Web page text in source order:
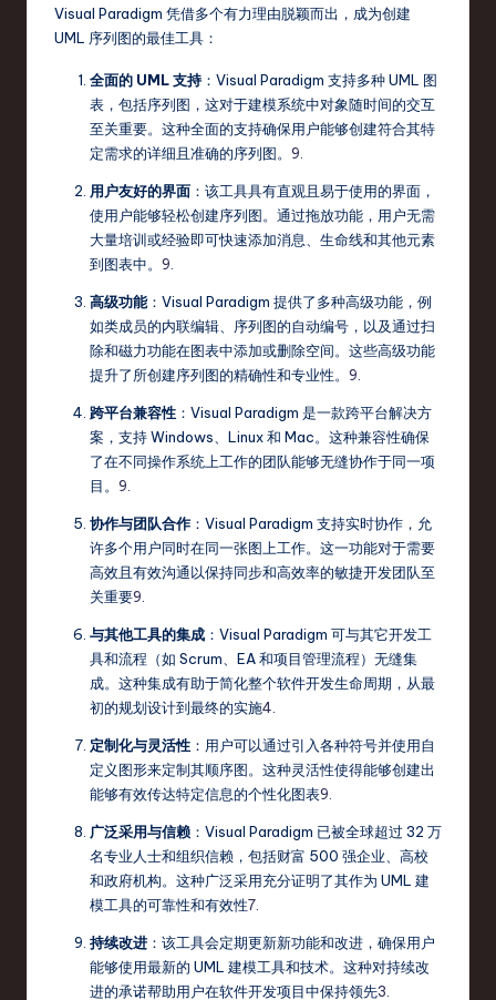
Visual Paradigm 凭借多个有力理由脱颖而出，成为创建
UML 序列图的最佳工具：
全面的 UML 支持 ：Visual Paradigm 支持多种 UML 图
表，包括序列图，这对于建模系统中对象随时间的交互
至关重要。这种全面的支持确保用户能够创建符合其特
定需求的详细且准确的序列图。 9
用户友好的界面 ：该工具具有直观且易于使用的界面，
使用户能够轻松创建序列图。通过拖放功能，用户无需
大量培训或经验即可快速添加消息、生命线和其他元素
到图表中。 9
高级功能 ：Visual Paradigm 提供了多种高级功能，例
如类成员的内联编辑、序列图的自动编号，以及通过扫
除和磁力功能在图表中添加或删除空间。这些高级功能
提升了所创建序列图的精确性和专业性。 9
跨平台兼容性 ：Visual Paradigm 是一款跨平台解决方
案，支持 Windows、Linux 和 Mac。这种兼容性确保
了在不同操作系统上工作的团队能够无缝协作于同一项
目。 9
协作与团队合作 ：Visual Paradigm 支持实时协作，允
许多个用户同时在同一张图上工作。这一功能对于需要
高效且有效沟通以保持同步和高效率的敏捷开发团队至
关重要9
与其他工具的集成 ：Visual Paradigm 可与其它开发工
具和流程（如 Scrum、EA 和项目管理流程）无缝集
成。这种集成有助于简化整个软件开发生命周期，从最
初的规划设计到最终的实施4
定制化与灵活性 ：用户可以通过引入各种符号并使用自
定义图形来定制其顺序图。这种灵活性使得能够创建出
能够有效传达特定信息的个性化图表9
广泛采用与信赖 ：Visual Paradigm 已被全球超过 32 万
名专业人士和组织信赖，包括财富 500 强企业、高校
和政府机构。这种广泛采用充分证明了其作为 UML 建
模工具的可靠性和有效性7
持续改进 ：该工具会定期更新新功能和改进，确保用户
能够使用最新的 UML 建模工具和技术。这种对持续改
进的承诺帮助用户在软件开发项目中保持领先3